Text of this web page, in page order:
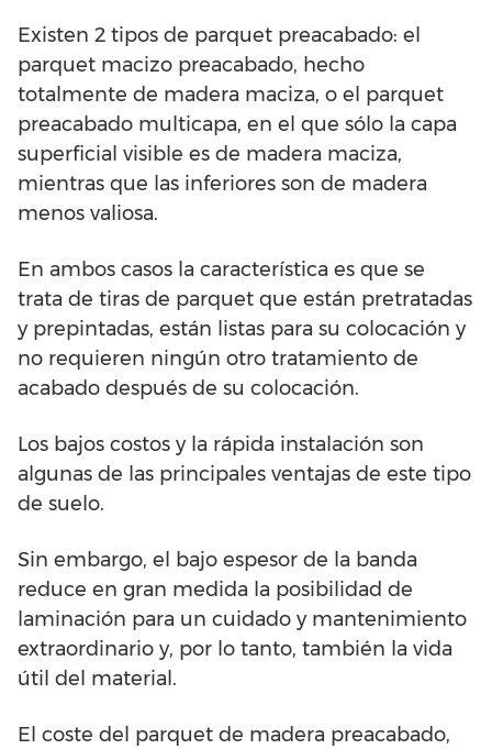
Existen 2 tipos de parquet preacabado: el
parquet macizo preacabado, hecho
totalmente de madera maciza, o el parquet
preacabado multicapa, en el que sólo la capa
superficial visible es de madera maciza,
mientras que las inferiores son de madera
menos valiosa.
En ambos casos la característica es que se
trata de tiras de parquet que están pretratadas
y prepintadas, están listas para su colocación y
no requieren ningún otro tratamiento de
acabado después de su colocación.
Los bajos costos y la rápida instalación son
algunas de las principales ventajas de este tipo
de suelo.
Sin embargo, el bajo espesor de la banda
reduce en gran medida la posibilidad de
laminación para un cuidado y mantenimiento
extraordinario y, por lo tanto, también la vida
útil del material.
El coste del parquet de madera preacabado,